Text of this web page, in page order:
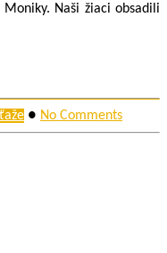
Moniky. Naši žiaci obsadili
● No Comments